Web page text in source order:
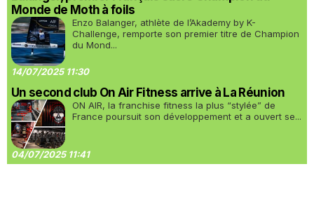
Monde de Moth à foils
Enzo Balanger, athlète de l’Akademy by K-
Challenge, remporte son premier titre de Champion
du Mond...
14/07/2025 11:30
Un second club On Air Fitness arrive à La Réunion
ON AIR, la franchise fitness la plus “stylée” de
France poursuit son développement et a ouvert se...
04/07/2025 11:41